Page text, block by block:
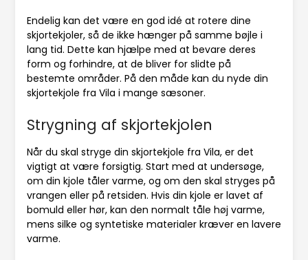
Endelig kan det være en god idé at rotere dine
skjortekjoler, så de ikke hænger på samme bøjle i
lang tid. Dette kan hjælpe med at bevare deres
form og forhindre, at de bliver for slidte på
bestemte områder. På den måde kan du nyde din
skjortekjole fra Vila i mange sæsoner.
Strygning af skjortekjolen
Når du skal stryge din skjortekjole fra Vila, er det
vigtigt at være forsigtig. Start med at undersøge,
om din kjole tåler varme, og om den skal stryges på
vrangen eller på retsiden. Hvis din kjole er lavet af
bomuld eller hør, kan den normalt tåle høj varme,
mens silke og syntetiske materialer kræver en lavere
varme.